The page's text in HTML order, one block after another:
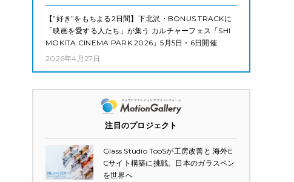
【”好き”をもちよる2日間】下北沢・BONUS TRACKに
「映画を愛する人たち」が集う カルチャーフェス「SHI
MOKITA CINEMA PARK 2026」5月5日・6日開催
2026年4月27日
注目のプロジェクト
Glass Studio TooSが工房改善と 海外E
Cサイト構築に挑戦。日本のガラスペン
を世界へ